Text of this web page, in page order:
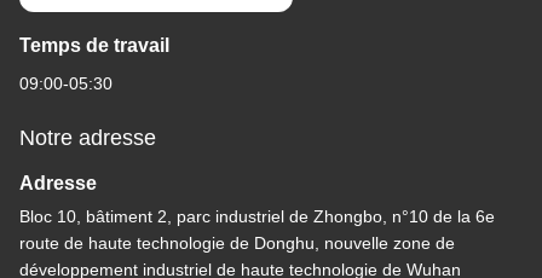
Temps de travail
09:00-05:30
Notre adresse
Adresse
Bloc 10, bâtiment 2, parc industriel de Zhongbo, n°10 de la 6e
route de haute technologie de Donghu, nouvelle zone de
développement industriel de haute technologie de Wuhan